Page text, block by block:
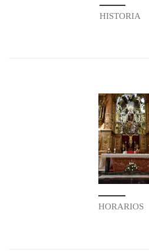
HISTORIA
HORARIOS